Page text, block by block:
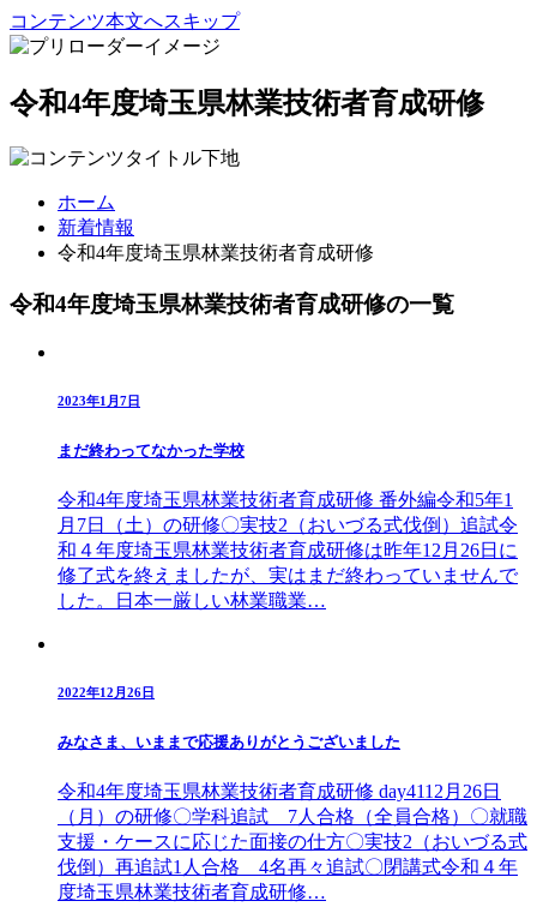
コンテンツ本文へスキップ
令和4年度埼玉県林業技術者育成研修
ホーム
新着情報
令和4年度埼玉県林業技術者育成研修
令和4年度埼玉県林業技術者育成研修の一覧
2023年1月7日
まだ終わってなかった学校
令和4年度埼玉県林業技術者育成研修 番外編令和5年1
月7日（土）の研修〇実技2（おいづる式伐倒）追試令
和４年度埼玉県林業技術者育成研修は昨年12月26日に
修了式を終えましたが、実はまだ終わっていませんで
した。日本一厳しい林業職業…
2022年12月26日
みなさま、いままで応援ありがとうございました
令和4年度埼玉県林業技術者育成研修 day4112月26日
（月）の研修〇学科追試 7人合格（全員合格）〇就職
支援・ケースに応じた面接の仕方〇実技2（おいづる式
伐倒）再追試1人合格 4名再々追試〇閉講式令和４年
度埼玉県林業技術者育成研修…